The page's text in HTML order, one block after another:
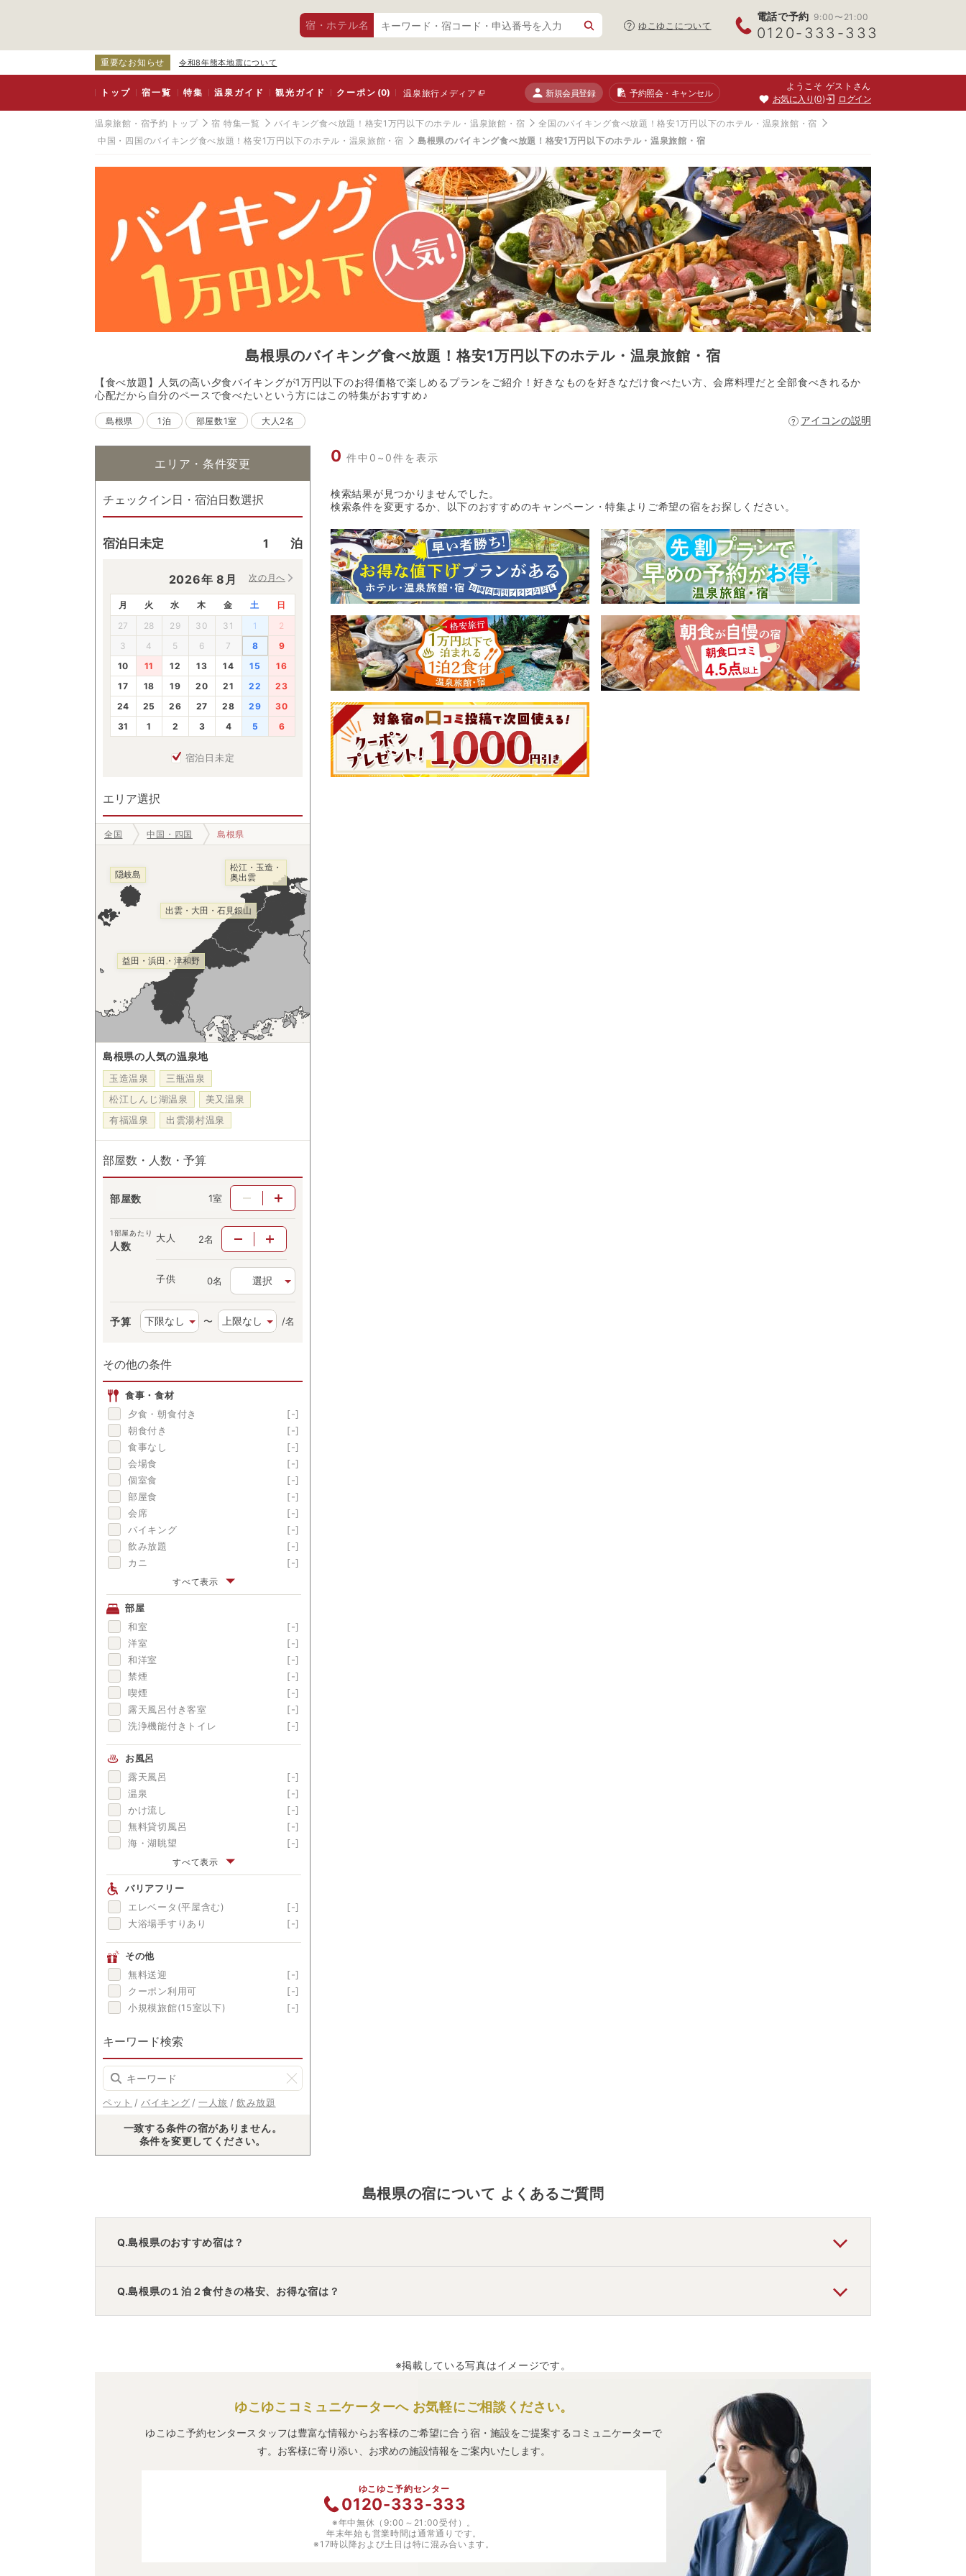
宿・ホテル名 ゆこゆこについて
電話で予約 9:00〜21:00
0120-333-333
重要なお知らせ 令和8年熊本地震について
トップ 宿一覧 特集 温泉ガイド 観光ガイド クーポン(0) 温泉旅行メディア 新規会員登録 予約照会・キャンセル
ようこそ ゲストさん
お気に入り 0 ログイン
温泉旅館・宿予約 トップ 宿 特集一覧 バイキング食べ放題！格安1万円以下のホテル・温泉旅館・宿
全国のバイキング食べ放題！格安1万円以下のホテル・温泉旅館・宿
中国・四国のバイキング食べ放題！格安1万円以下のホテル・温泉旅館・宿
島根県のバイキング食べ放題！格安1万円以下のホテル・温泉旅館・宿
島根県のバイキング食べ放題！格安1万円以下のホテル・温泉旅館・宿
【食べ放題】人気の高い夕食バイキングが1万円以下のお得価格で楽しめるプランをご紹介！好きなものを好きなだけ食べたい方、会席料理だと全部食べきれるか
心配だから自分のペースで食べたいという方にはこの特集がおすすめ♪
島根県 1泊 部屋数1室 大人2名 アイコンの説明
エリア・条件変更
チェックイン日・宿泊日数選択
宿泊日未定 泊
2026年 8 月 次の月へ
月 火 水 木 金 土
日
27
28 29 30 31 1
2
3
4 5 6 7 8
9
10
11 12 13 14 15
16
17
18 19 20 21 22
23
24
25 26 27 28 29
30
31
1 2 3 4 5 6
宿泊日未定
エリア選択
全国 中国・四国 島根県
松江・玉造・
奥出雲
出雲・大田・石見銀山
益田・浜田・津和野
隠岐島
島根県の人気の温泉地
玉造温泉
三瓶温泉
松江しんじ湖温泉
美又温泉
有福温泉
出雲湯村温泉
部屋数・人数・予算
部屋数 室
1部屋あたり
人数
大人 名
子供 名 選択
予算 〜 /名
その他の条件
食事・食材
夕食・朝食付き
[-]
朝食付き
[-]
食事なし
[-]
会場食
[-]
個室食
[-]
部屋食
[-]
会席
[-]
バイキング
[-]
飲み放題
[-]
カニ
[-]
アワビ
[-]
金目鯛
舟盛
[-]
ブランド牛
[-]
囲炉裏料理
[-]
松茸
[-]
すべて表示
部屋
和室
[-]
洋室
[-]
和洋室
[-]
禁煙
[-]
喫煙
[-]
露天風呂付き客室
[-]
洗浄機能付きトイレ
[-]
お風呂
露天風呂
[-]
温泉
[-]
かけ流し
[-]
無料貸切風呂
[-]
海・湖眺望
[-]
富士山眺望
渓流眺望
[-]
にごり湯
美肌の湯
[-]
すべて表示
バリアフリー
エレベータ(平屋含む)
[-]
大浴場手すりあり
[-]
その他
無料送迎
[-]
クーポン利用可
[-]
小規模旅館(15室以下)
[-]
キーワード検索
ペット バイキング 一人旅 飲み放題
一致する条件の宿がありません。
条件を変更してください。
0 件中0~0件を表示
検索結果が見つかりませんでした。
検索条件を変更するか、以下のおすすめのキャンペーン・特集よりご希望の宿をお探しください。
島根県の宿について よくあるご質問
Q.島根県のおすすめ宿は？
A. 「松江ニューアーバンホテル ・「玉造温泉 松乃湯
Q.島根県の１泊２食付きの格安、お得な宿は？
※掲載している写真はイメージです。
ゆこゆこコミュニケーターへ お気軽にご相談ください。
ゆこゆこ予約センタースタッフは豊富な情報からお客様のご希望に合う宿・施設をご提案するコミュニケーターで
す。お客様に寄り添い、お求めの施設情報をご案内いたします。
ゆこゆこ予約センター
0120-333-333
※年中無休（9:00～21:00受付）。
年末年始も営業時間は通常通りです。
※17時以降および土日は特に混み合います。